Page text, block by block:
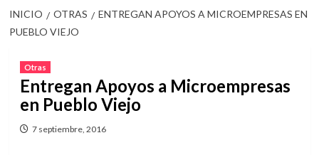
INICIO OTRAS
ENTREGAN APOYOS A MICROEMPRESAS EN
PUEBLO VIEJO
Otras
Entregan Apoyos a Microempresas
en Pueblo Viejo
7 septiembre, 2016